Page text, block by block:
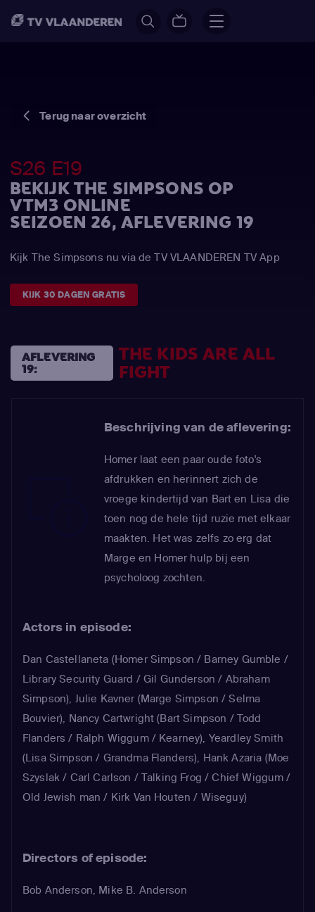
Terug naar overzicht
S26 E19
BEKIJK THE SIMPSONS OP
VTM3 ONLINE
SEIZOEN 26, AFLEVERING 19
Kijk The Simpsons nu via de TV VLAANDEREN TV App
KIJK 30 DAGEN GRATIS
AFLEVERING
19:
THE KIDS ARE ALL
FIGHT
Beschrijving van de aflevering:
Homer laat een paar oude foto's
afdrukken en herinnert zich de
vroege kindertijd van Bart en Lisa die
toen nog de hele tijd ruzie met elkaar
maakten. Het was zelfs zo erg dat
Marge en Homer hulp bij een
psycholoog zochten.
Actors in episode:
Dan Castellaneta (Homer Simpson / Barney Gumble /
Library Security Guard / Gil Gunderson / Abraham
Simpson), Julie Kavner (Marge Simpson / Selma
Bouvier), Nancy Cartwright (Bart Simpson / Todd
Flanders / Ralph Wiggum / Kearney), Yeardley Smith
(Lisa Simpson / Grandma Flanders), Hank Azaria (Moe
Szyslak / Carl Carlson / Talking Frog / Chief Wiggum /
Old Jewish man / Kirk Van Houten / Wiseguy)
Directors of episode:
Bob Anderson, Mike B. Anderson